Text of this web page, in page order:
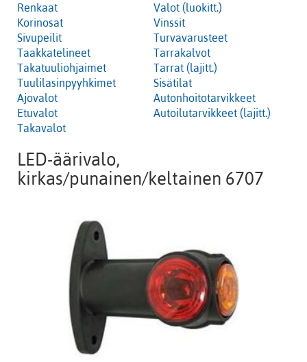
Renkaat
Korinosat
Sivupeilit
Taakkatelineet
Takatuuliohjaimet
Tuulilasinpyyhkimet
Ajovalot
Etuvalot
Takavalot
Valot (luokitt.)
Vinssit
Turvavarusteet
Tarrakalvot
Tarrat (lajitt.)
Sisätilat
Autonhoitotarvikkeet
Autoilutarvikkeet (lajitt.)
LED-äärivalo,
kirkas/punainen/keltainen 6707